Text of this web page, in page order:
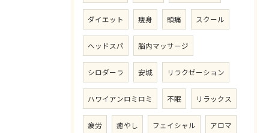
ダイエット 痩身 頭痛 スクール
ヘッドスパ 脳内マッサージ
シロダーラ 安城 リラクゼーション
ハワイアンロミロミ 不眠 リラックス
疲労 癒やし フェイシャル アロマ